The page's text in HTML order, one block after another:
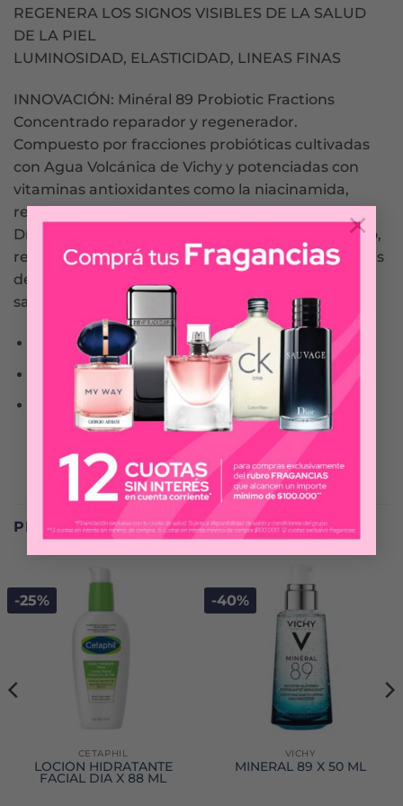
×
REGENERA LOS SIGNOS VISIBLES DE LA SALUD
DE LA PIEL
LUMINOSIDAD, ELASTICIDAD, LINEAS FINAS
INNOVACIÓN: Minéral 89 Probiotic Fractions
Concentrado reparador y regenerador.
Compuesto por fracciones probióticas cultivadas
con Agua Volcánica de Vichy y potenciadas con
vitaminas antioxidantes como la niacinamida,
regenera los signos visibles de la salud de la piel.
Día tras día, la piel tiene un aspecto más luminoso,
recupera la elasticidad y se reducen las líneas finas
de expresión a medida que se hidrata
saludablemente.
ACELERA LA RECUPERACIÓN DE LA PIEL
REPARA LA FUNCIÓN BARRERA CUTÁNEA
OPTIMIZA EL SISTEMA DE DEFENSAS DE LA
PRODUCTOS RELACIONADOS
-25%
CETAPHIL
LOCIÓN HIDRATANTE
FACIAL DIA X 88 ML
-40%
VICHY
MINERAL 89 X 50 ML